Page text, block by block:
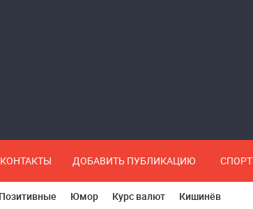
КОНТАКТЫ ДОБАВИТЬ ПУБЛИКАЦИЮ СПОРТ
Позитивные Юмор Курс валют Кишинёв